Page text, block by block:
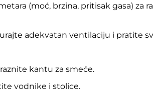
(moć, brzina, pritisak gasa) za
adekvatan ventilaciju i pratite
kantu za smeće.
vodnike i stolice.